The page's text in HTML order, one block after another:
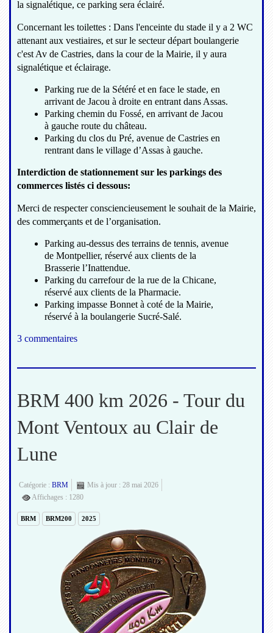
la signalétique, ce parking sera éclairé.
Concernant les toilettes : Dans l'enceinte du stade il y a 2 WC
attenant aux vestiaires, et sur le secteur départ boulangerie
c'est Av de Castries, dans la cour de la Mairie, il y aura
signalétique et éclairage.
Parking rue de la Sétéré et en face le stade, en
arrivant de Jacou à droite en entrant dans Assas.
Parking chemin du Fossé, en arrivant de Jacou
à gauche route du château.
Parking du clos du Pré, avenue de Castries en
rentrant dans le village d’Assas à gauche.
Interdiction de stationnement sur les parkings des
commerces listés ci dessous:
Merci de respecter consciencieusement le souhait de la Mairie,
des commerçants et de l’organisation.
Parking au-dessus des terrains de tennis, avenue
de Montpellier, réservé aux clients de la
Brasserie l’Inattendue.
Parking du carrefour de la rue de la Chicane,
réservé aux clients de la Pharmacie.
Parking impasse Bonnet à coté de la Mairie,
réservé à la boulangerie Sucré-Salé.
3 commentaires
BRM 400 km 2026 - Tour du
Mont Ventoux au Clair de
Lune
Catégorie : BRM
Mis à jour : 28 mai 2026
Affichages : 1280
BRM BRM200 2025